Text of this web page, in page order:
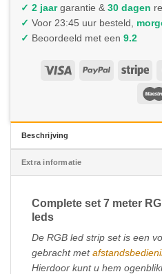
✓ 2 jaargarantie & 30 dagen
✓ Voor 23:45 uur besteld,
✓ Beoordeeld met een 9.2
Beschrijving
Extra informatie
Complete set 7 meter
leds
De RGB led strip set is een
gebracht met
Hierdoor kunt u hem